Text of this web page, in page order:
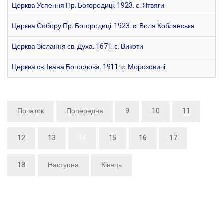
Церква Успення Пр. Богородиці. 1923. с. Ятвяги
Церква Собору Пр. Богородиці. 1923. с. Воля Коблянська
Церква Зіслання св. Духа. 1671. с. Викоти
Церква св. Івана Богослова. 1911. с. Морозовичі
Початок Попередня 9 10 11
12 13 15 16 17
18 Наступна Кінець